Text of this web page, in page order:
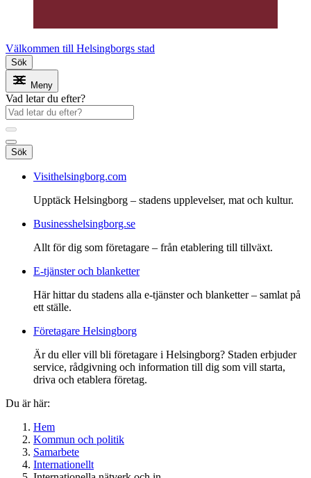
Välkommen till Helsingborgs stad
Sök
Meny
Vad letar du efter?
Sök
Visithelsingborg.com
Upptäck Helsingborg – stadens upplevelser, mat och kultur.
Businesshelsingborg.se
Allt för dig som företagare – från etablering till tillväxt.
E-tjänster och blanketter
Här hittar du stadens alla e-tjänster och blanketter – samlat på
ett ställe.
Företagare Helsingborg
Är du eller vill bli företagare i Helsingborg? Staden erbjuder
service, rådgivning och information till dig som vill starta,
driva och etablera företag.
Du är här:
Hem
Kommun och politik
Samarbete
Internationellt